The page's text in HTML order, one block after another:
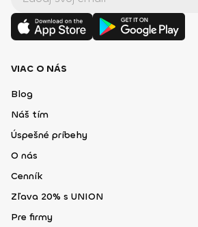
VIAC O NÁS
Blog
Náš tím
Úspešné príbehy
O nás
Cenník
Zľava 20% s UNION
Pre firmy